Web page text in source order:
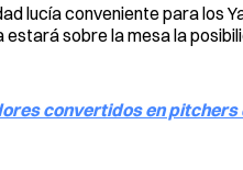
lucía conveniente para los
sobre la mesa la
convertidos en